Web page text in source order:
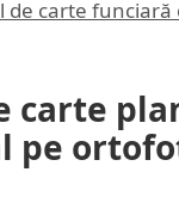
de carte funciară
carte
pe